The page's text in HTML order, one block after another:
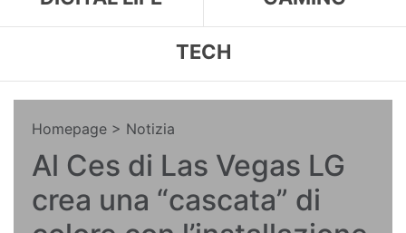
TECH
Homepage > Notizia
Al Ces di Las Vegas LG
crea una “cascata” di